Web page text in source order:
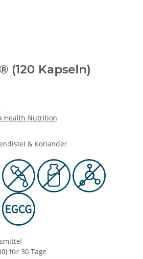
(120 Kapseln)
Health Nutrition
& Koriander
für 30 Tage